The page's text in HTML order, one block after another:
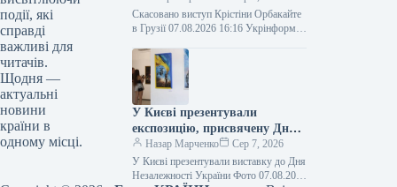
події, які
справді
важливі для
читачів.
Щодня —
актуальні
новини
країни в
одному місці.
Скасовано виступ Крістіни Орбакайте
в Грузії 07.08.2026 16:16 Укрінформ У
запланований виступ російської
артистки Крістіни…
У Києві презентували
експозицію, присвячену Дню
Незалежності України.
Назар Марченко
Сер 7, 2026
У Києві презентували виставку до Дня
Незалежності України Фото 07.08.2026